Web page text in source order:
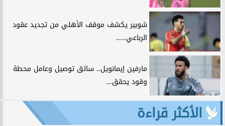
شوبير يكشف موقف الأهلي من تجديد عقود
الرباعي.....
مارفين إيمانويل.. سائق توصيل وعامل محطة
وقود يحقق...
الأكثر قراءة